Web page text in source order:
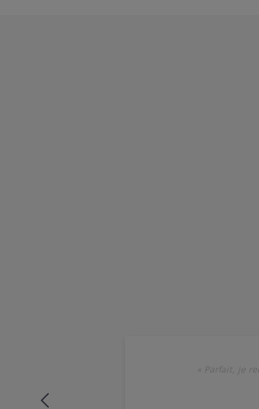
Parfait, je